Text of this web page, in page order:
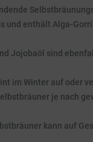
und enthält Alga-
Jojobaöl sind
im Winter auf oder
je nach
kann auf